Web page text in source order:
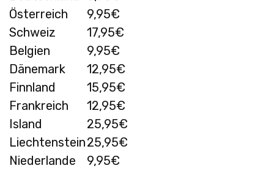
Österreich
9,95€
Schweiz
17,95€
Belgien
9,95€
Dänemark
12,95€
Finnland
15,95€
Frankreich
12,95€
Island
25,95€
Liechtenstein25,95€
Niederlande
9,95€